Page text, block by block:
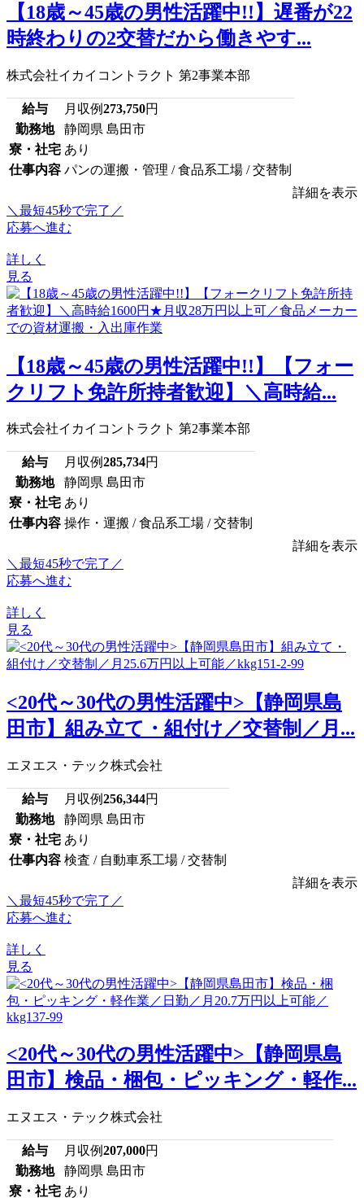
【18歳～45歳の男性活躍中!!】遅番が22
時終わりの2交替だから働きやす...
株式会社イカイコントラクト 第2事業本部
給与 月収例273,750円
勤務地
静岡県 島田市
寮・社宅 あり
仕事内容 パンの運搬・管理 / 食品系工場 / 交替制
詳細を表示
＼最短45秒で完了／
応募へ進む
詳しく
見る
【18歳～45歳の男性活躍中!!】【フォー
クリフト免許所持者歓迎】＼高時給...
株式会社イカイコントラクト 第2事業本部
給与 月収例285,734円
勤務地
静岡県 島田市
寮・社宅 あり
仕事内容 操作・運搬 / 食品系工場 / 交替制
詳細を表示
＼最短45秒で完了／
応募へ進む
詳しく
見る
<20代～30代の男性活躍中>【静岡県島
田市】組み立て・組付け／交替制／月...
エヌエス・テック株式会社
給与 月収例256,344円
勤務地
静岡県 島田市
寮・社宅 あり
仕事内容 検査 / 自動車系工場 / 交替制
詳細を表示
＼最短45秒で完了／
応募へ進む
詳しく
見る
<20代～30代の男性活躍中>【静岡県島
田市】検品・梱包・ピッキング・軽作...
エヌエス・テック株式会社
給与 月収例207,000円
勤務地
静岡県 島田市
寮・社宅 あり